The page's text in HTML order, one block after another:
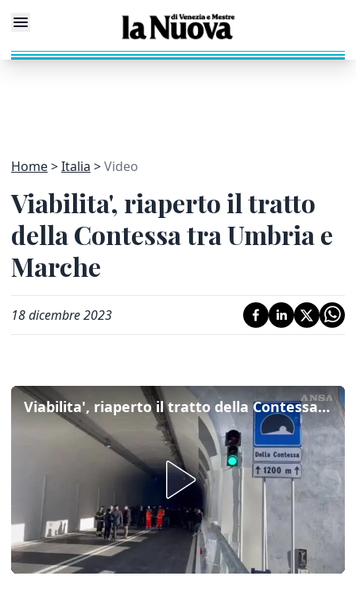
Home Italia Video
Viabilita', riaperto il tratto
della Contessa tra Umbria e
Marche
18 dicembre 2023
Viabilita', riaperto il tratto della Contessa tra Umbria e Marche